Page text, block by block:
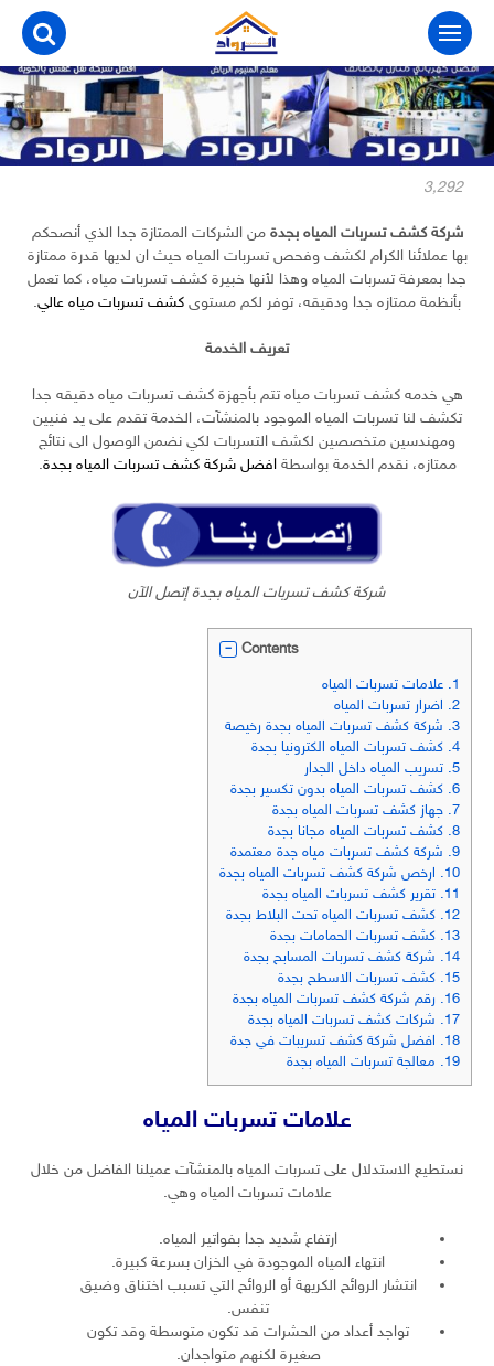
التجاوز
المحتوى
3٬292
شركة كشف تسربات المياه بجدة من الشركات الممتازة جدا الذي أنصحكم
بها عملائنا الكرام لكشف وفحص تسربات المياه حيث ان لديها قدرة ممتازة
جدا بمعرفة تسربات المياه وهذا لأنها خبيرة كشف تسربات مياه، كما تعمل
بأنظمة ممتازه جدا ودقيقه، توفر لكم مستوى كشف تسربات مياه عالي.
تعريف الخدمة
هي خدمه كشف تسربات مياه تتم بأجهزة كشف تسربات مياه دقيقه جدا
تكشف لنا تسربات المياه الموجود بالمنشآت، الخدمة تقدم على يد فنيين
ومهندسين متخصصين لكشف التسربات لكي نضمن الوصول الى نتائج
ممتازه، نقدم الخدمة بواسطةافضل شركة كشف تسربات المياه بجدة.
شركة كشف تسربات المياه بجدة إتصل الآن
Contents
1. علامات تسربات المياه
2. اضرار تسربات المياه
3. شركة كشف تسربات المياه بجدة رخيصة
4. كشف تسربات المياه الكترونيا بجدة
5. تسريب المياه داخل الجدار
6. كشف تسربات المياه بدون تكسير بجدة
7. جهاز كشف تسربات المياه بجدة
8. كشف تسربات المياه مجانا بجدة
9. شركة كشف تسربات مياه جدة معتمدة
10.
ارخص شركة كشف تسربات المياه بجدة
11. تقرير كشف تسربات المياه بجدة
12. كشف تسربات المياه تحت البلاط بجدة
13. كشف تسربات الحمامات بجدة
14.
شركة كشف تسربات المسابح بجدة
15. كشف تسربات الاسطح بجدة
16.
رقم شركة كشف تسربات المياه بجدة
17.
شركات كشف تسربات المياه بجدة
18.
افضل شركة كشف تسريبات في جدة
19.
معالجة تسربات المياه بجدة
علامات تسربات المياه
نستطيع الاستدلال على تسربات المياه بالمنشآت عميلنا الفاضل من خلال
علامات تسربات المياه وهي.
ارتفاع شديد جدا بفواتير المياه.
انتهاء المياه الموجودة في الخزان بسرعة كبيرة.
انتشار الروائح الكريهة أو الروائح التي تسبب اختناق وضيق
تنفس.
تواجد أعداد من الحشرات قد تكون متوسطة وقد تكون
صغيرة لكنهم متواجدان.